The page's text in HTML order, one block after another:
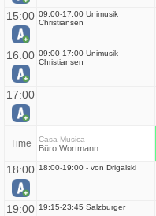
15:00 09:00-17:00 Unimusik
Christiansen
16:00 09:00-17:00 Unimusik
Christiansen
17:00
Time Casa Musica
Büro Wortmann
18:00 18:00-19:00 - von Drigalski
19:00 19:15-23:45 Salzburger